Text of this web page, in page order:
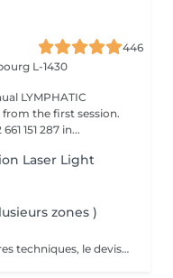
446
L-1430
151 287 in...
Laser Light
zones )
Si vous avez déjà été traitée par d'autres techniques, le devis devra être adapté à votre situation. (75 par quart d'heure)